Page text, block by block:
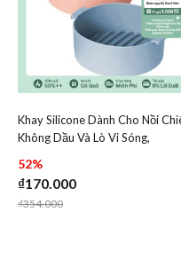
Add Khay Silicone
Add
Khay Silicone Dành Cho Nồi
Không Dầu Và Lò Vi Sóng,
Dương, Hồng) - LocknLock -
CKB003
52%
₫170.000
Price reduced from
₫354.000to